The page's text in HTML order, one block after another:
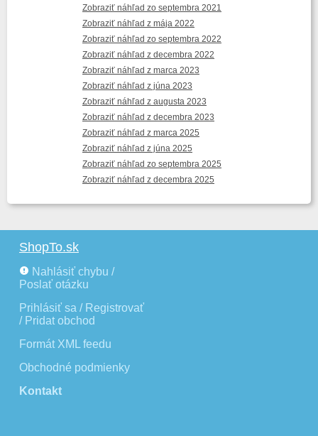
Zobraziť náhľad zo septembra 2021
Zobraziť náhľad z mája 2022
Zobraziť náhľad zo septembra 2022
Zobraziť náhľad z decembra 2022
Zobraziť náhľad z marca 2023
Zobraziť náhľad z júna 2023
Zobraziť náhľad z augusta 2023
Zobraziť náhľad z decembra 2023
Zobraziť náhľad z marca 2025
Zobraziť náhľad z júna 2025
Zobraziť náhľad zo septembra 2025
Zobraziť náhľad z decembra 2025
ShopTo.sk
Nahlásiť chybu /
Poslať otázku
Prihlásiť sa / Registrovať
/ Pridat obchod
Formát XML feedu
Obchodné podmienky
Kontakt